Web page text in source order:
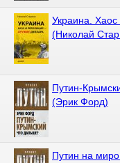
Украина.
(Николай
Путин-
(Эрик Форд)
Путин на